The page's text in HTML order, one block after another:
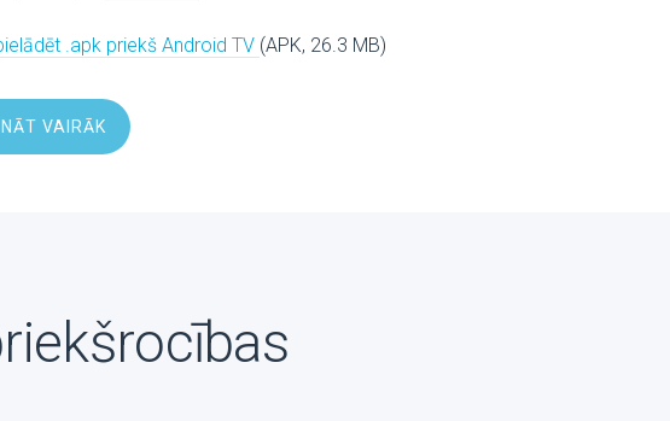
.apk priekš Android TV (APK, 26.3 MB)
VAIRĀK